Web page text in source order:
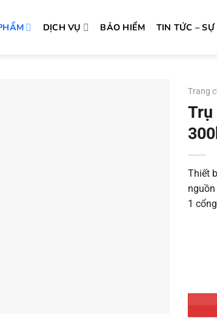
DỊCH VỤ BẢO HIỂM TIN TỨC – SỰ
Trang
Trụ
Thiết
1